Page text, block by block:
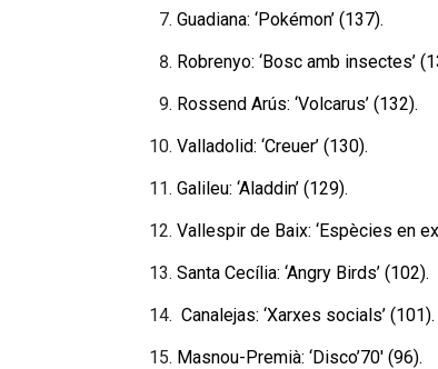
Guadiana: ‘Pokémon’ (137).
Robrenyo: ‘Bosc amb insectes’
Rossend Arús: ‘Volcarus’ (132).
Valladolid: ‘Creuer’ (130).
Galileu: ‘Aladdin’ (129).
Vallespir de Baix: ‘Espècies en
Santa Cecília: ‘Angry Birds’ (102).
Canalejas: ‘Xarxes socials’ (101).
Masnou-Premià: ‘Disco’70′ (96).